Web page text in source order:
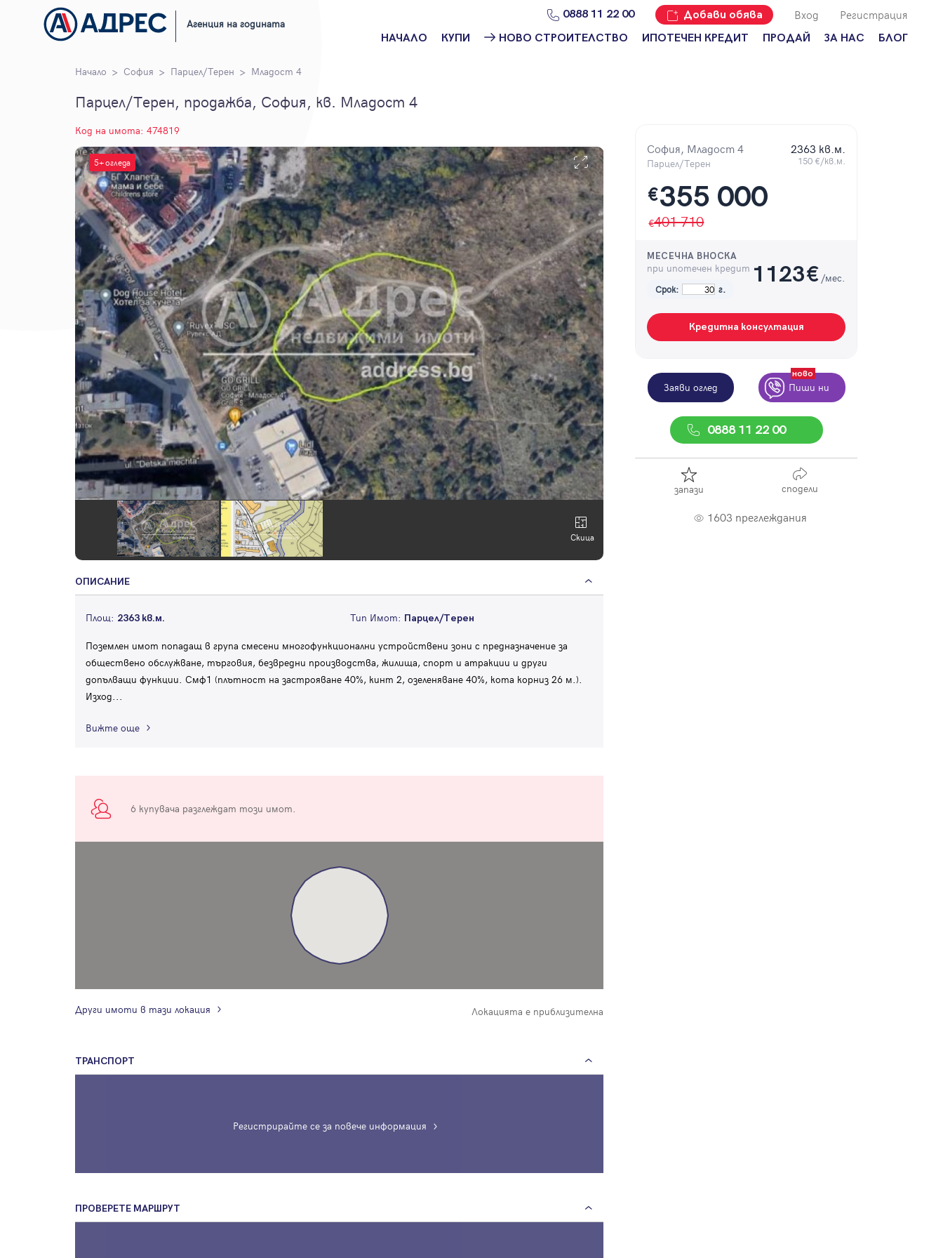
Агенция на годината
0888 11 22 00 Добави обява Вход Регистрация
НАЧАЛО КУПИ НОВО СТРОИТЕЛСТВО
Ново
строителство
Пловдив
Ново
строителство
Бургас
Проекти ново
строителство
ИПОТЕЧЕН КРЕДИТ ПРОДАЙ ЗА НАС
Мениджмънт
БЛОГ
Начало София Парцел/Терен Младост 4
Парцел/Терен, продажба, София, кв. Младост 4
Код на имота: 474819
Скица
5+ огледа
София, Младост 4
Парцел/Терен
2363 кв.м.
150 €/кв.м.
€355 000
401 710
МЕСЕЧНА ВНОСКА
при ипотечен кредит
Срок: г.
1123€ /мес.
Кредитна консултация
Заяви оглед Пиши ни
ново
0888 11 22 00
запази сподели
1603 преглеждания
ОПИСАНИЕ
Площ: 2363 кв.м. Тип Имот: Парцел/Терен
Поземлен имот попадащ в група смесени многофункционални устройствени зони с предназначение за
обществено обслужване, търговия, безвредни производства, жилища, спорт и атракции и други
допълващи функции. Смф1 (плътност на застрояване 40%, кинт 2, озеленяване 40%, кота корниз 26 м.).
Изход...
Вижте още
6 купувача разглеждат този имот.
Локацията е приблизителна
Други имоти в тази локация
ТРАНСПОРТ
Регистрирайте се за повече информация
ПРОВЕРЕТЕ МАРШРУТ